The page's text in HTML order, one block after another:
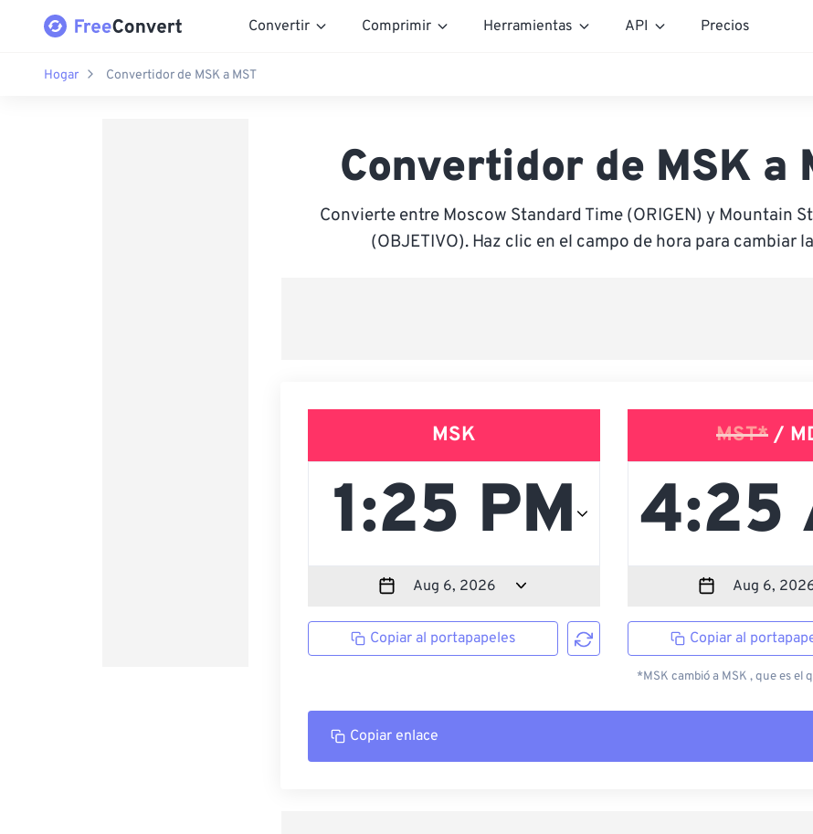
Convertir Comprimir Herramientas API Precios
Hogar Convertidor de MSK a MST
Convertidor de MSK a
Convierte entre Moscow Standard Time (ORIGEN) y Mountain
(OBJETIVO). Haz clic en el campo de hora para cambiar
MSK
Copiar al portapapeles
MST*/
Copiar al
*MSK cambió a MSK , que es el
Copiar enlace